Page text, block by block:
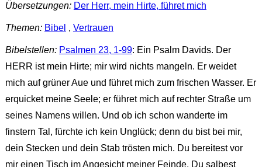
Übersetzungen: Der Herr, mein Hirte, führet mich
Themen: Bibel , Vertrauen
Bibelstellen: Psalmen 23, 1-99: Ein Psalm Davids. Der
HERR ist mein Hirte; mir wird nichts mangeln. Er weidet
mich auf grüner Aue und führet mich zum frischen Wasser. Er
erquicket meine Seele; er führet mich auf rechter Straße um
seines Namens willen. Und ob ich schon wanderte im
finstern Tal, fürchte ich kein Unglück; denn du bist bei mir,
dein Stecken und dein Stab trösten mich. Du bereitest vor
mir einen Tisch im Angesicht meiner Feinde. Du salbest